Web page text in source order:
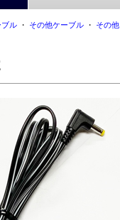
ブル ・ その他ケーブル ・ その他